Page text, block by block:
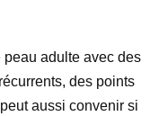
adulte avec des
des points
aussi convenir si